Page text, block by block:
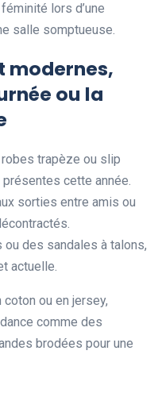
lors d’une
salle somptueuse.
modernes,
ou la
trapèze ou slip
cette année.
sorties entre amis ou
des sandales à talons,
actuelle.
ou en jersey,
comme des
brodées pour une